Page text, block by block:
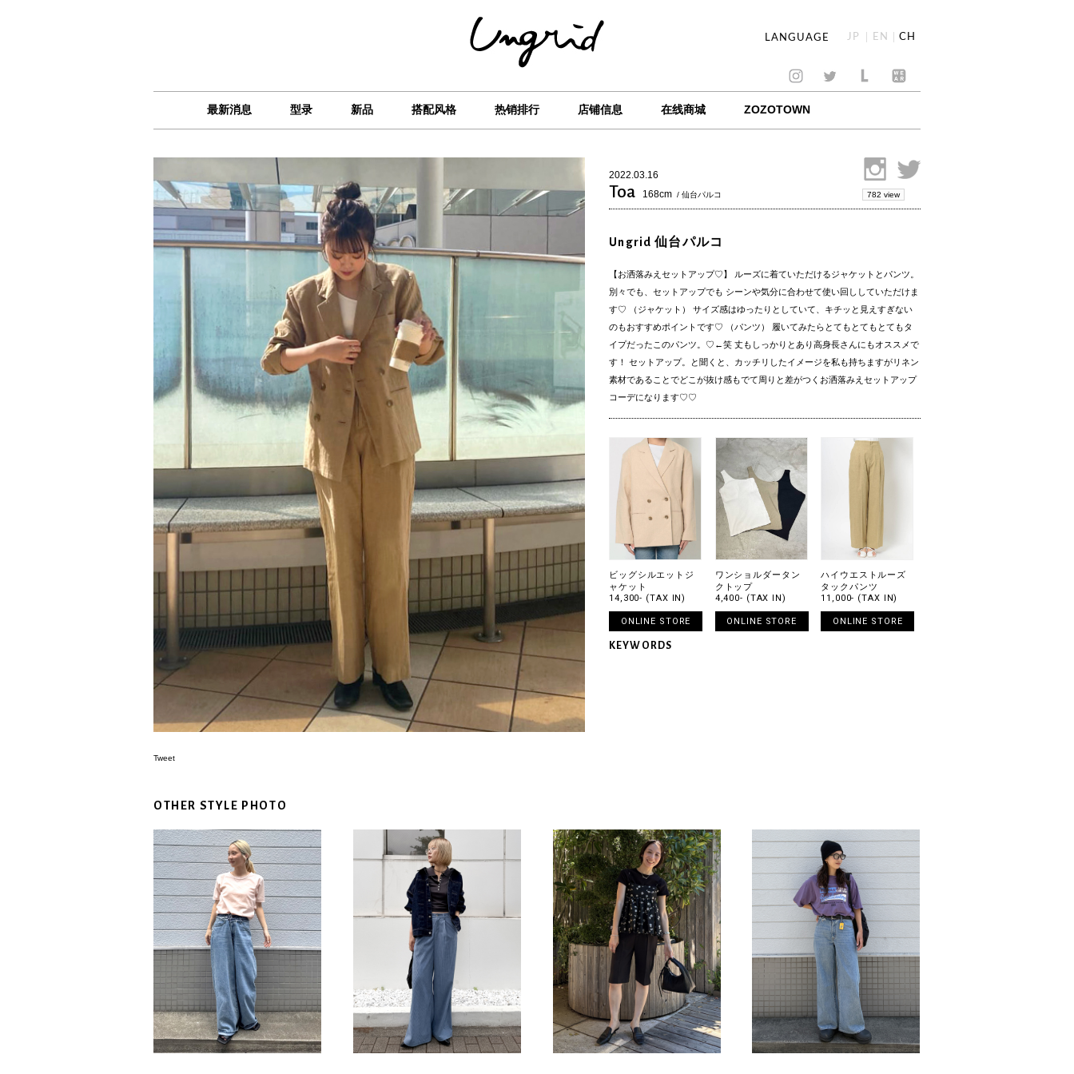
LANGUAGE JP EN CH
最新消息 型录 新品 搭配风格 热销排行 店铺信息 在线商城 ZOZOTOWN
Tweet
2022.03.16
Toa 168cm / 仙台パルコ 782 view
Ungrid 仙台パルコ
【お洒落みえセットアップ♡】 ルーズに着ていただけるジャケットとパンツ。
別々でも、セットアップでも シーンや気分に合わせて使い回ししていただけま
す♡ （ジャケット） サイズ感はゆったりとしていて、キチッと見えすぎない
のもおすすめポイントです♡ （パンツ） 履いてみたらとてもとてもとてもタ
イプだったこのパンツ。♡←笑 丈もしっかりとあり高身長さんにもオススメで
す！ セットアップ。と聞くと、カッチリしたイメージを私も持ちますがリネン
素材であることでどこが抜け感もでて周りと差がつくお洒落みえセットアップ
コーデになります♡♡
ビッグシルエットジ
ャケット
14,300- (TAX IN)
ONLINE STORE
ワンショルダータン
クトップ
4,400- (TAX IN)
ONLINE STORE
ハイウエストルーズ
タックパンツ
11,000- (TAX IN)
ONLINE STORE
KEYWORDS
OTHER STYLE PHOTO